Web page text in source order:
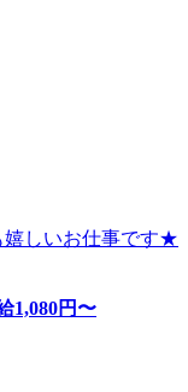
嬉しいお仕事です★
1,080円〜